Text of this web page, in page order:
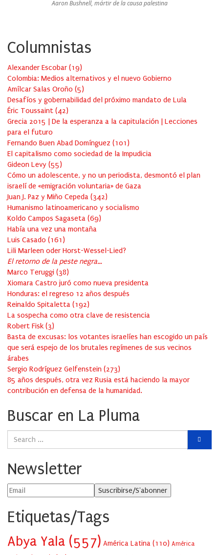
Aaron Bushnell, mártir de la causa palestina
Columnistas
Alexander Escobar (19)
Colombia: Medios alternativos y el nuevo Gobierno
Amílcar Salas Oroño (5)
Desafíos y gobernabilidad del próximo mandato de Lula
Éric Toussaint (42)
Grecia 2015 | De la esperanza a la capitulación | Lecciones
para el futuro
Fernando Buen Abad Domínguez (101 )
El capitalismo como sociedad de la Impudicia
Gideon Levy (55)
Cómo un adolescente, y no un periodista, desmontó el plan
israelí de «emigración voluntaria» de Gaza
Juan J. Paz y Miño Cepeda (342)
Humanismo latinoamericano y socialismo
Koldo Campos Sagaseta (69)
Había una vez una montaña
Luis Casado (161 )
Lili Marleen oder Horst-Wessel-Lied?
El retorno de la peste negra…
Marco Teruggi (38)
Xiomara Castro juró como nueva presidenta
Honduras: el regreso 12 años después
Reinaldo Spitaletta (192)
La sospecha como otra clave de resistencia
Robert Fisk (3)
Basta de excusas: los votantes israelíes han escogido un país
que será espejo de los brutales regímenes de sus vecinos
árabes
Sergio Rodríguez Gelfenstein (273)
85 años después, otra vez Rusia está haciendo la mayor
contribución en defensa de la humanidad.
Buscar en La Pluma
Newsletter
Etiquetas/Tags
Abya Yala (557) América Latina (110) América